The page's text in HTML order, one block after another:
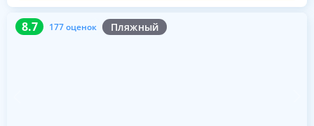
8.7 177 оценок Пляжный
8.7 177 оценок